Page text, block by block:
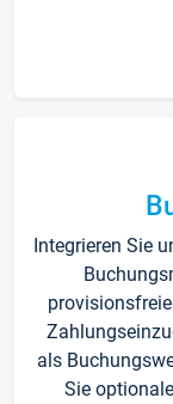
Integrieren Sie
als
Sie